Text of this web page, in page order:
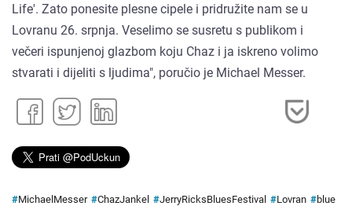
Life'. Zato ponesite plesne cipele i pridružite nam se u
Lovranu 26. srpnja. Veselimo se susretu s publikom i
večeri ispunjenoj glazbom koju Chaz i ja iskreno volimo
stvarati i dijeliti s ljudima", poručio je Michael Messer.
#MichaelMesser #ChazJankel #JerryRicksBluesFestival #Lovran #blue